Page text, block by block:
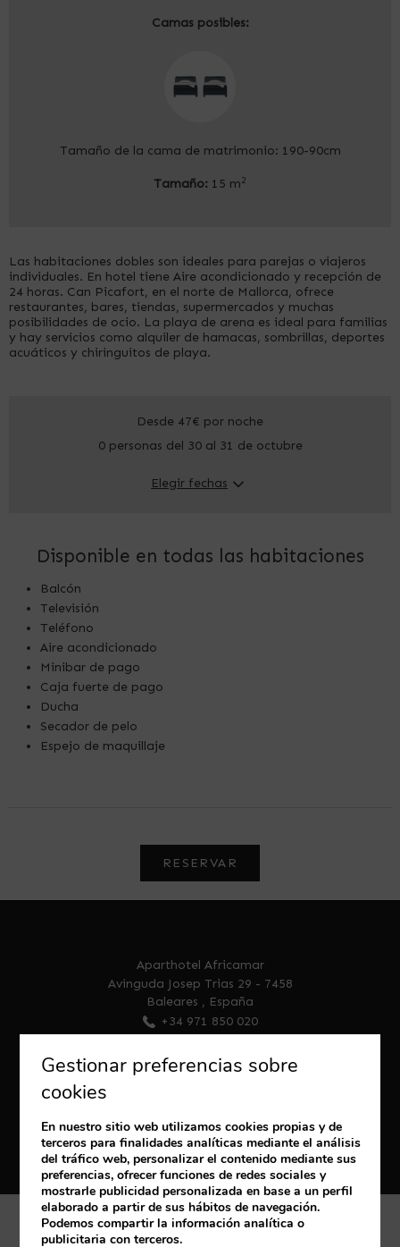
Camas posibles:
Tamaño de la cama de matrimonio: 190-90cm
Tamaño: 15 m2
Las habitaciones dobles son ideales para parejas o viajeros
individuales. En hotel tiene Aire acondicionado y recepción de
24 horas. Can Picafort, en el norte de Mallorca, ofrece
restaurantes, bares, tiendas, supermercados y muchas
posibilidades de ocio. La playa de arena es ideal para familias
y hay servicios como alquiler de hamacas, sombrillas, deportes
acuáticos y chiringuitos de playa.
Desde 47€ por noche
0 personas del 30 al 31 de octubre
Elegir fechas
Disponible en todas las habitaciones
Balcón
Televisión
Teléfono
Aire acondicionado
Minibar de pago
Caja fuerte de pago
Ducha
Secador de pelo
Espejo de maquillaje
RESERVAR
Aparthotel Africamar
Avinguda Josep Trias 29 - 7458
Baleares , España
+34 971 850 020
Política de cookies
Gestionar preferencias sobre
cookies
En nuestro sitio web utilizamos cookies propias y de
terceros para finalidades analíticas mediante el análisis
del tráfico web, personalizar el contenido mediante sus
preferencias, ofrecer funciones de redes sociales y
mostrarle publicidad personalizada en base a un perfil
elaborado a partir de sus hábitos de navegación.
Podemos compartir la información analítica o
publicitaria con terceros.